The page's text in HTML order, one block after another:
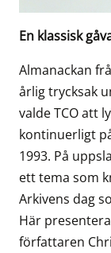
En klassisk
Almanackan
årlig trycksak
valde TCO att
kontinuerligt
1993. På
ett tema som
Arkivens dag
Här
författaren